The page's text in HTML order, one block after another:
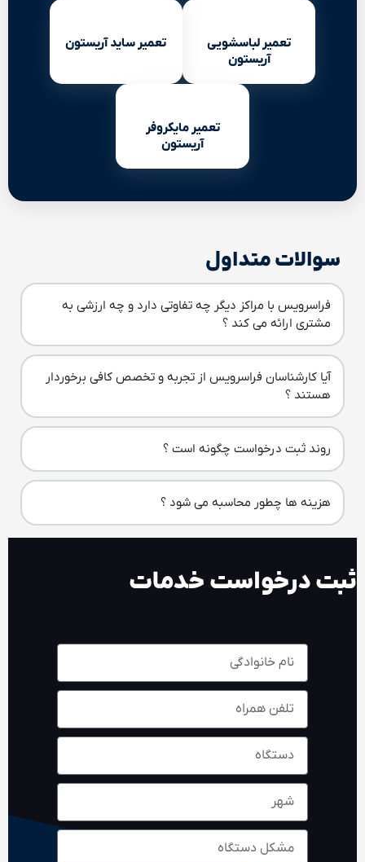
تعمیر لباسشویی
آریستون
تعمیر ساید آریستون
تعمیر مایکروفر
آریستون
سوالات متداول
فراسرویس با مراکز دیگر چه تفاوتی دارد و چه ارزشی به
مشتری ارائه می کند ؟
آیا کارشناسان فراسرویس از تجربه و تخصص کافی برخوردار
هستند ؟
روند ثبت درخواست چگونه است ؟
هزینه ها چطور محاسبه می شود ؟
ثبت درخواست خدمات​